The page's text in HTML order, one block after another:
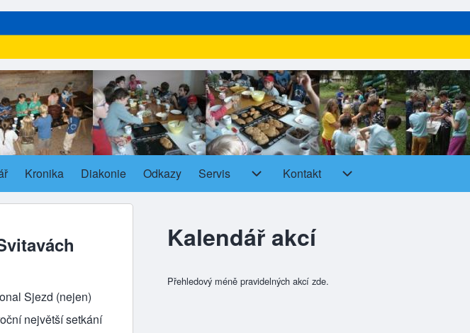
Kronika Diakonie Odkazy Servis Kontakt
Sjezd (nejen)
největší setkání
Kalendář akcí
Přehledový méně pravidelných akcí zde.